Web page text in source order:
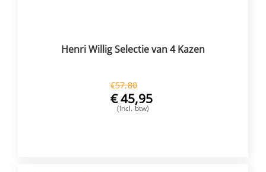
Henri Willig Selectie van 4 Kazen
€57,80
€45,95
(Incl. btw)